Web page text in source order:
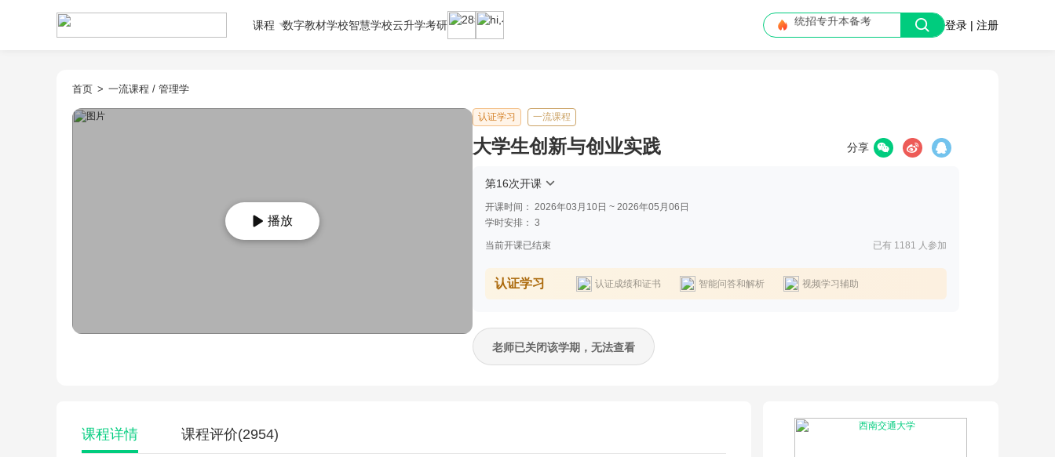
课程 数字教材学校智慧学校云升学考研 登录 | 注册
首页 > 一流课程 / 管理学
播放
认证学习 一流课程
大学生创新与创业实践 分享
第16次开课
开课时间： 2026年03月10日 ~ 2026年05月06日
学时安排： 3
当前开课已结束 已有 1181 人参加
认证学习 认证成绩和证书 智能问答和解析 视频学习辅助
老师已关闭该学期，无法查看
课程详情 课程评价(2954)